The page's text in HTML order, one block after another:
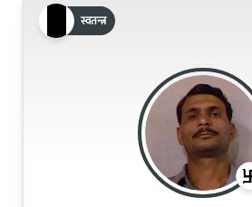
स्वतन्त्र